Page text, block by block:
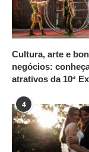
Cultura, arte e
negócios:
atrativos da 10ª
4